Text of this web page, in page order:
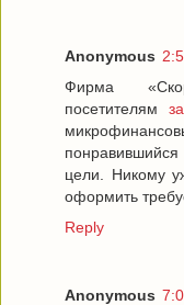
Anonymous
Фирма
посетителям
цели. Никому
оформить
Reply
Anonymous